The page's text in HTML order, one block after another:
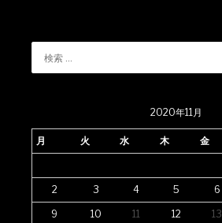
2020年11月
月 火 水 木 金
2 3 4 5 6
9 10 11 12 13